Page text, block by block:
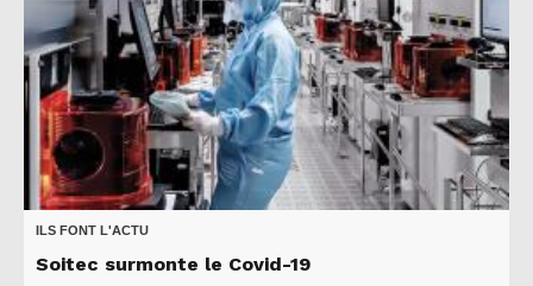
ILS FONT L'ACTU
Soitec surmonte le Covid-19